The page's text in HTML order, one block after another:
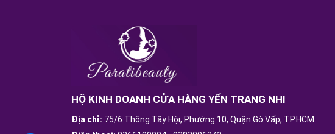
HỘ KINH DOANH CỬA HÀNG YẾN TRANG NHI
Địa chỉ: 75/6 Thông Tây Hội, Phường 10, Quận Gò Vấp, TP.HCM